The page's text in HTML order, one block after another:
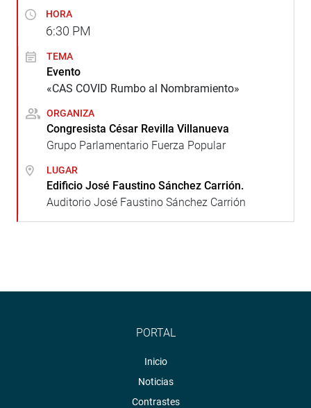
HORA
6:30 PM
TEMA
Evento
«CAS COVID Rumbo al Nombramiento»
ORGANIZA
Congresista César Revilla Villanueva
Grupo Parlamentario Fuerza Popular
LUGAR
Edificio José Faustino Sánchez Carrión.
Auditorio José Faustino Sánchez Carrión
PORTAL
Inicio
Noticias
Contrastes